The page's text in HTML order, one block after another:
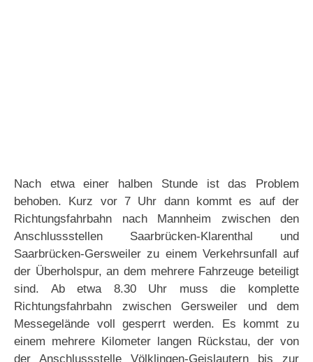
Nach etwa einer halben Stunde ist das Problem
behoben. Kurz vor 7 Uhr dann kommt es auf der
Richtungsfahrbahn nach Mannheim zwischen den
Anschlussstellen Saarbrücken-Klarenthal und
Saarbrücken-Gersweiler zu einem Verkehrsunfall auf
der Überholspur, an dem mehrere Fahrzeuge beteiligt
sind. Ab etwa 8.30 Uhr muss die komplette
Richtungsfahrbahn zwischen Gersweiler und dem
Messegelände voll gesperrt werden. Es kommt zu
einem mehrere Kilometer langen Rückstau, der von
der Anschlussstelle Völklingen-Geislautern bis zur